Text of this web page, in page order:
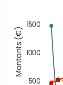
Montants (€)
500
1000
1500